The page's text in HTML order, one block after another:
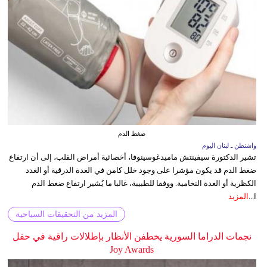
ضغط الدم
واشنطن ـ لبنان اليوم
تشير الدكتورة سيفينتش ماميدغوسينوفا، أخصائية أمراض القلب، إلى أن ارتفاع
ضغط الدم قد يكون مؤشرا على وجود خلل كامن في الغدة الدرقية أو الغدد
الكظرية أو الغدة النخامية. ووفقا للطبيبة، غالبا ما يُشير ارتفاع ضغط الدم
ا... المزيد
المزيد من التحقيقات السياحية
نجمات الدراما السورية يخطفن الأنظار بإطلالات راقية في حفل
Joy Awards